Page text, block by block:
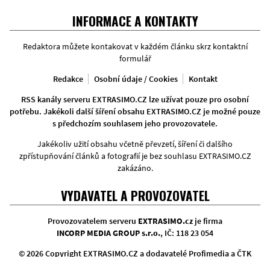
INFORMACE A KONTAKTY
Redaktora můžete kontakovat v každém článku skrz kontaktní
formulář
Redakce
Osobní údaje / Cookies
Kontakt
RSS kanály serveru EXTRASIMO.CZ lze užívat pouze pro osobní
potřebu. Jakékoli další šíření obsahu EXTRASIMO.CZ je možné pouze
s předchozím souhlasem jeho provozovatele.
Jakékoliv užití obsahu včetně převzetí, šíření či dalšího
zpřístupňování článků a fotografií je bez souhlasu EXTRASIMO.CZ
zakázáno.
VYDAVATEL A PROVOZOVATEL
Provozovatelem serveru EXTRASIMO.czje firma
INCORP MEDIA GROUP s.r.o., IČ: 118 23 054
© 2026 Copyright EXTRASIMO.CZ a dodavatelé Profimedia a ČTK